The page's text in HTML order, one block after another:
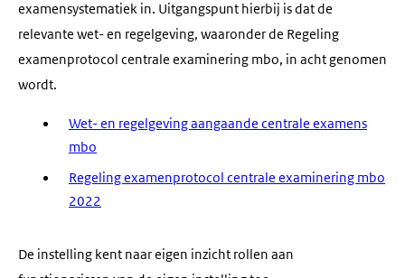
examensystematiek in. Uitgangspunt hierbij is dat de
relevante wet- en regelgeving, waaronder de Regeling
examenprotocol centrale examinering mbo, in acht genomen
wordt.
Wet- en regelgeving aangaande centrale examens
mbo
Regeling examenprotocol centrale examinering mbo
2022
De instelling kent naar eigen inzicht rollen aan